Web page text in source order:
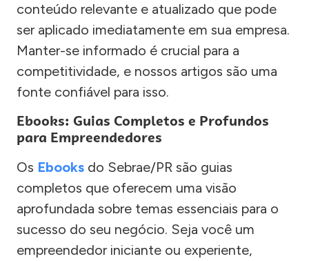
conteúdo relevante e atualizado que pode
ser aplicado imediatamente em sua empresa.
Manter-se informado é crucial para a
competitividade, e nossos artigos são uma
fonte confiável para isso.
Ebooks: Guias Completos e Profundos
para Empreendedores
Os Ebooks do Sebrae/PR são guias
completos que oferecem uma visão
aprofundada sobre temas essenciais para o
sucesso do seu negócio. Seja você um
empreendedor iniciante ou experiente,